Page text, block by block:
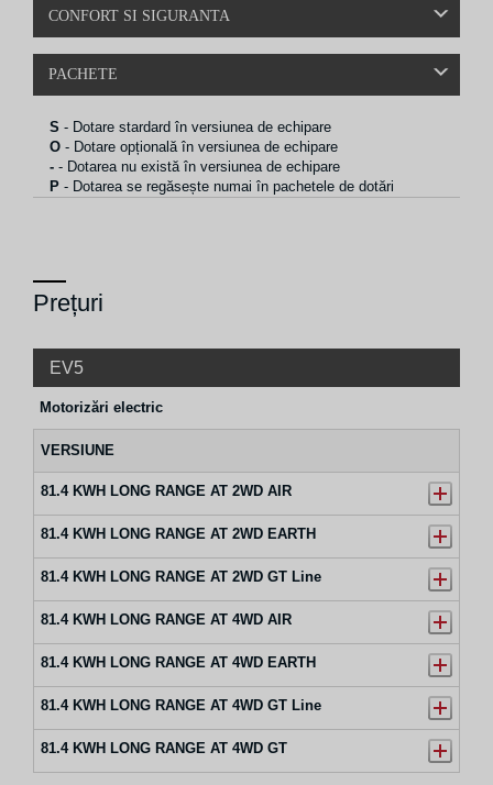
CONFORT SI SIGURANTA
PACHETE
S - Dotare stardard în versiunea de echipare
O - Dotare opțională în versiunea de echipare
- - Dotarea nu există în versiunea de echipare
P - Dotarea se regăsește numai în pachetele de dotări
Prețuri
EV5
Motorizări electric
VERSIUNE
81.4 KWH LONG RANGE AT 2WD AIR
81.4 KWH LONG RANGE AT 2WD EARTH
81.4 KWH LONG RANGE AT 2WD GT Line
81.4 KWH LONG RANGE AT 4WD AIR
81.4 KWH LONG RANGE AT 4WD EARTH
81.4 KWH LONG RANGE AT 4WD GT Line
81.4 KWH LONG RANGE AT 4WD GT